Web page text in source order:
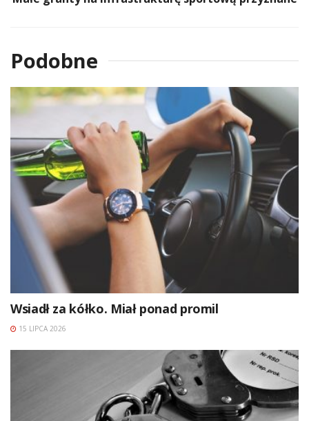
Podobne
Wsiadł za kółko. Miał ponad promil
15 LIPCA 2026